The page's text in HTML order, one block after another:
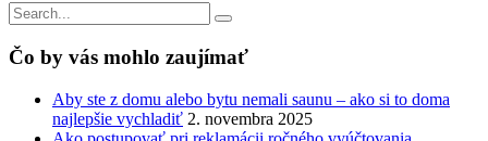
Vyhľadávanie
pre:
Čo by vás mohlo zaujímať
Aby ste z domu alebo bytu nemali saunu – ako si to doma
najlepšie vychladiť 2. novembra 2025